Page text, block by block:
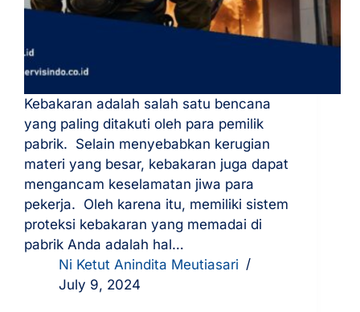
Kebakaran adalah salah satu bencana
yang paling ditakuti oleh para pemilik
pabrik. Selain menyebabkan kerugian
materi yang besar, kebakaran juga dapat
mengancam keselamatan jiwa para
pekerja. Oleh karena itu, memiliki sistem
proteksi kebakaran yang memadai di
pabrik Anda adalah hal…
Ni Ketut Anindita Meutiasari
July 9, 2024